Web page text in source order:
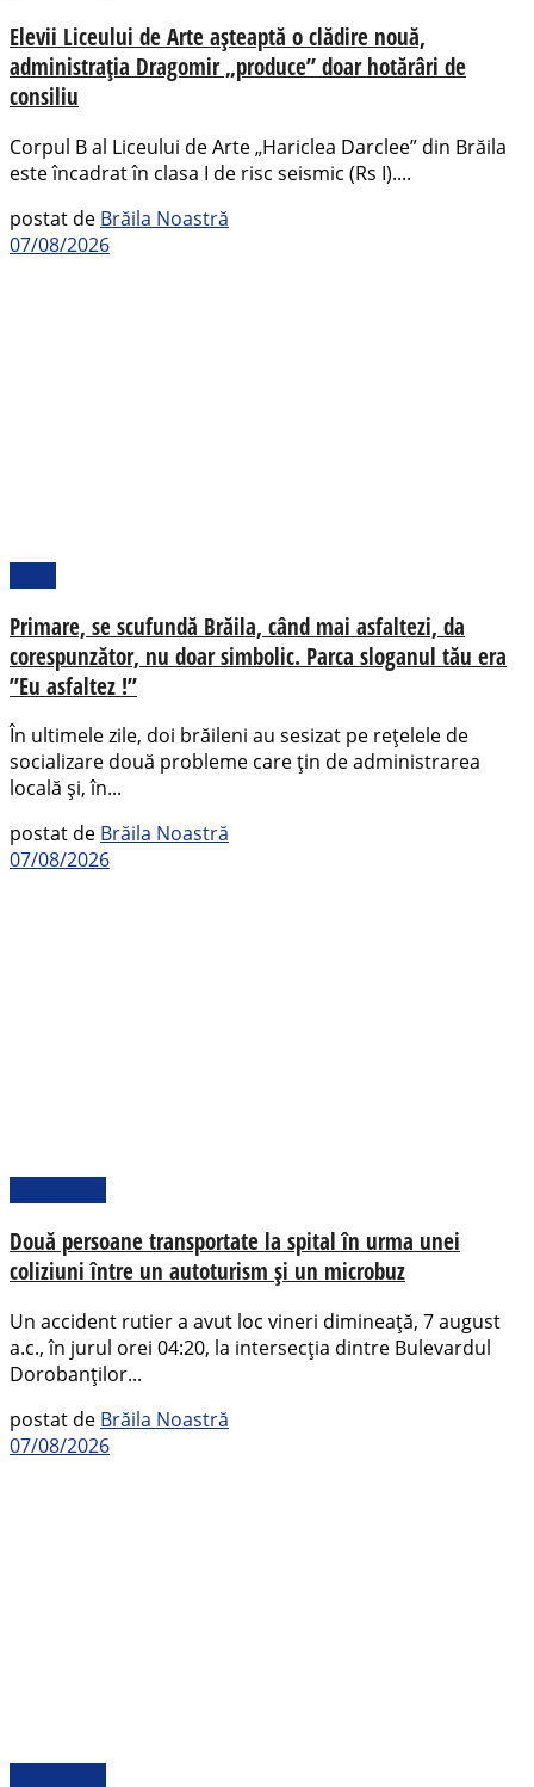
Elevii Liceului de Arte așteaptă o clădire nouă,
administrația Dragomir „produce” doar hotărâri de
consiliu
Corpul B al Liceului de Arte „Hariclea Darclee” din Brăila
este încadrat în clasa I de risc seismic (Rs I)....
postat de Brăila Noastră
07/08/2026
Primare, se scufundă Brăila, când mai asfaltezi, da
corespunzător, nu doar simbolic. Parca sloganul tău era
”Eu asfaltez !”
În ultimele zile, doi brăileni au sesizat pe rețelele de
socializare două probleme care țin de administrarea
locală și, în...
postat de Brăila Noastră
07/08/2026
Două persoane transportate la spital în urma unei
coliziuni între un autoturism și un microbuz
Un accident rutier a avut loc vineri dimineață, 7 august
a.c., în jurul orei 04:20, la intersecția dintre Bulevardul
Dorobanților...
postat de Brăila Noastră
07/08/2026